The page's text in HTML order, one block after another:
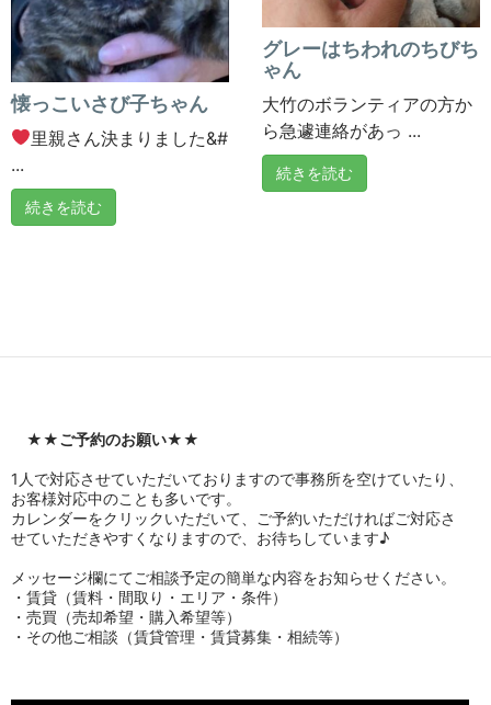
懐っこいさび子ちゃん
里親さん決まりました&#
...
続きを読む
グレーはちわれのちびち
ゃん
大竹のボランティアの方か
ら急遽連絡があっ ...
続きを読む
★★ご予約のお願い★★
1人で対応させていただいておりますので事務所を空けていたり、
お客様対応中のことも多いです。
カレンダーをクリックいただいて、ご予約いただければご対応さ
せていただきやすくなりますので、お待ちしています♪
メッセージ欄にてご相談予定の簡単な内容をお知らせください。
・賃貸（賃料・間取り・エリア・条件）
・売買（売却希望・購入希望等）
・その他ご相談（賃貸管理・賃貸募集・相続等）